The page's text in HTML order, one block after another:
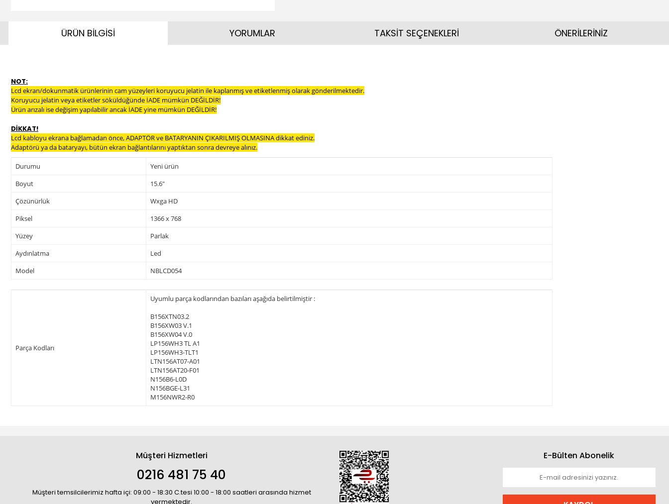
ÜRÜN BİLGİSİ
NOT:
Lcd ekran/dokunmatik ürünlerinin cam yüzeyleri koruyucu jelatin ile kaplanmış ve etiketlenmiş olarak gönderilmektedir.
Koruyucu jelatin veya etiketler söküldüğünde İADE mümkün DEĞİLDİR!
Ürün arızalı ise değişim yapılabilir ancak İADE yine mümkün DEĞİLDİR!
DİKKAT!
Lcd kabloyu ekrana bağlamadan önce, ADAPTÖR ve BATARYANIN ÇIKARILMIŞ OLMASINA dikkat ediniz.
Adaptörü ya da bataryayı, bütün ekran bağlantılarını yaptıktan sonra devreye alınız.
Durumu
Yeni ürün
Boyut
15.6"
Çözünürlük
Wxga HD
Piksel
1366 x 768
Yüzey
Parlak
Aydınlatma
Led
Model
NBLCD054
Parça Kodları
Uyumlu parça kodlarından bazıları aşağıda belirtilmiştir :
B156XTN03.2
B156XW03 V.1
B156XW04 V.0
LP156WH3 TL A1
LP156WH3-TLT1
LTN156AT07-A01
LTN156AT20-F01
N156B6-L0D
N156BGE-L31
M156NWR2-R0
YORUMLAR TAKSİT SEÇENEKLERİ ÖNERİLERİNİZ
Müşteri Hizmetleri
0216 481 75 40
Müşteri temsilcilerimiz hafta içi: 09:00 - 18:30 C.tesi 10:00 - 18:00 saatleri arasında hizmet
vermektedir.
E-Bülten Abonelik